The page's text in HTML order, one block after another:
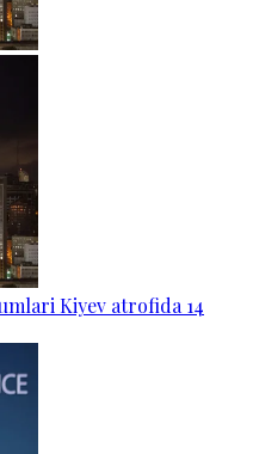
Kiyev atrofida 14